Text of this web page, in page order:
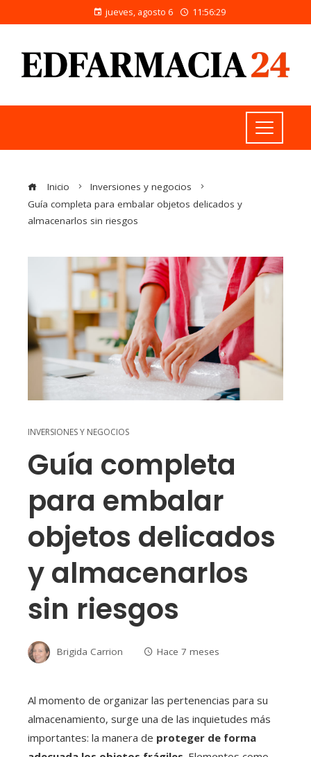
jueves, agosto 6 11:56:29
Inicio
Inversiones y negocios
Guía completa para embalar objetos delicados y
almacenarlos sin riesgos
INVERSIONES Y NEGOCIOS
Guía completa
para embalar
objetos delicados
y almacenarlos
sin riesgos
Brigida Carrion Hace 7 meses
Al momento de organizar las pertenencias para su
almacenamiento, surge una de las inquietudes más
importantes: la manera de proteger de forma